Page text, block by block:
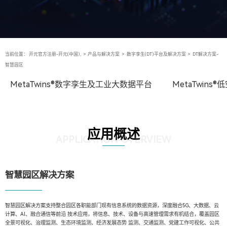
当前位置： 开元官方注册-开元(中国), > 产品与解决方案 > 数字孪生(DT)平台及解决方案 > DT解决方案-
智慧园区
MetaTwins®数字孪生及工业大数据平台 MetaTwins®
应用概述
APPLICATION OVERVIEW
智慧园区解决方案
智慧园区解决方案支持整合园区各职能部门现有信息系统的数据资源，深度融合5G、大数据、云
计算、AI、融合通信等前沿 技术应用，将信息、技术、设备与高速管理需求有机结合，覆盖园区
全景可视化、治理监测、生态环境监测、经济发展态势 监测、交通监测、党建工作可视化、公共